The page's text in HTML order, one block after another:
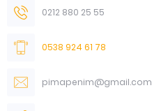
0212 880 25 55
0538 924 61 78
pimapenim@gmail.com